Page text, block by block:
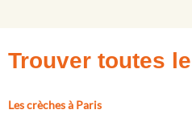
Trouver toutes
Les crèches à Paris